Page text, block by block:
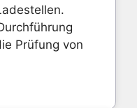
Prüfung von